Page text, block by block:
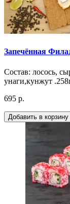
Запечённая
Состав: лосось,
унаги,кунжут
695 р.
Добавить в корзину